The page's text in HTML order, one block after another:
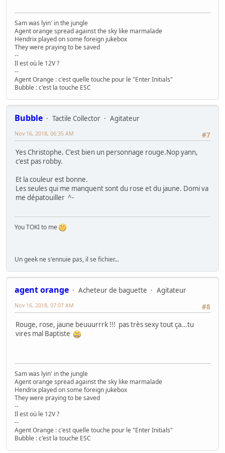
Sam was lyin' in the jungle
Agent orange spread against the sky like marmalade
Hendrix played on some foreign jukebox
They were praying to be saved
--
Il est où le 12V ?
--
Agent Orange : c'est quelle touche pour le "Enter Initials"
Bubble : c'est la touche ESC
Bubble Tactile Collector
Agitateur
#7
Nov 16, 2018, 06:35 AM
Yes Christophe. C'est bien un personnage rouge.Nop yann,
c'est pas robby.
Et la couleur est bonne.
Les seules qui me manquent sont du rose et du jaune. Domi va
me dépatouiller ^-
You TOKI to me
Un geek ne s'ennuie pas, il se fichier...
agent orange Acheteur de baguette
Agitateur
#8
Nov 16, 2018, 07:07 AM
Rouge, rose, jaune beuuurrrk !!! pas très sexy tout ça...tu
vires mal Baptiste
Sam was lyin' in the jungle
Agent orange spread against the sky like marmalade
Hendrix played on some foreign jukebox
They were praying to be saved
--
Il est où le 12V ?
--
Agent Orange : c'est quelle touche pour le "Enter Initials"
Bubble : c'est la touche ESC